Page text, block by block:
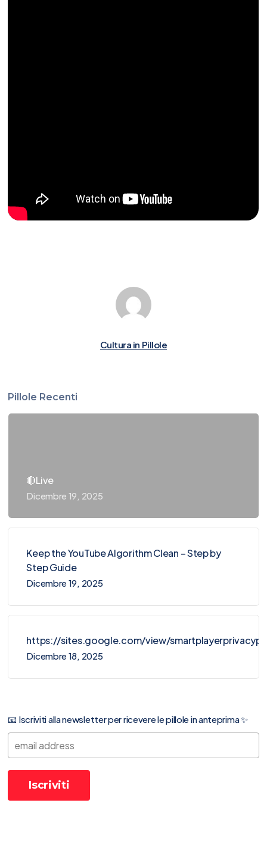
Cultura in Pillole
Pillole Recenti
🔴Live
Dicembre 19, 2025
Keep the YouTube Algorithm Clean – Step by
Step Guide
Dicembre 19, 2025
https://sites.google.com/view/
Dicembre 18, 2025
📧 Iscriviti alla newsletter per ricevere le pillole in anteprima ✨